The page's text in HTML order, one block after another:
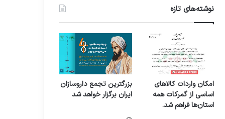
نوشته‌های تازه
امکان واردات کالاهای
اساسی از گمرکات همه
استان‌ها فراهم شد.
بزرگترین تجمع داروسازان
ایران برگزار خواهد شد